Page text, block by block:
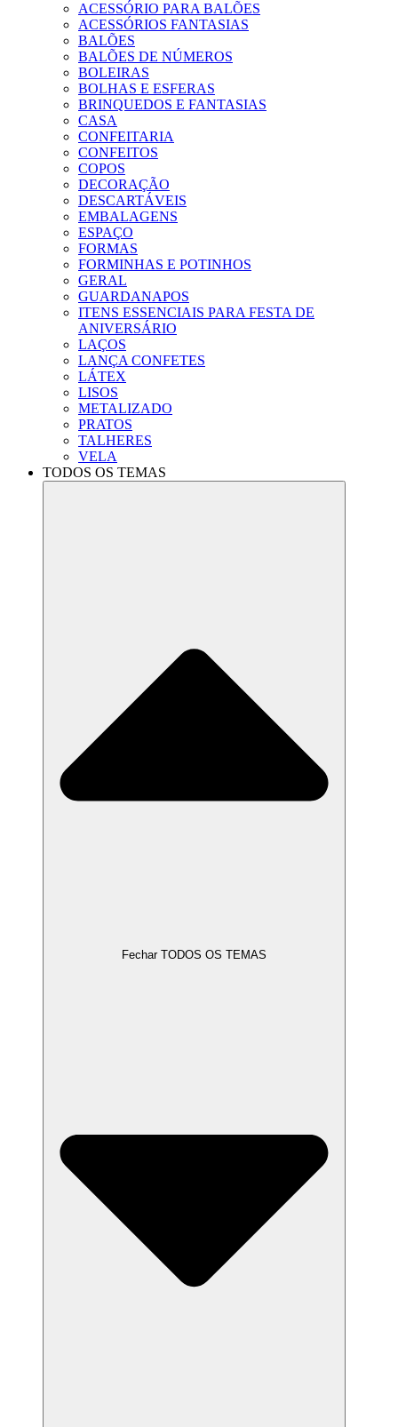
ACESSÓRIO PARA BALÕES
ACESSÓRIOS FANTASIAS
BALÕES
BALÕES DE NÚMEROS
BOLEIRAS
BOLHAS E ESFERAS
BRINQUEDOS E FANTASIAS
CASA
CONFEITARIA
CONFEITOS
COPOS
DECORAÇÃO
DESCARTÁVEIS
EMBALAGENS
ESPAÇO
FORMAS
FORMINHAS E POTINHOS
GERAL
GUARDANAPOS
ITENS ESSENCIAIS PARA FESTA DE
ANIVERSÁRIO
LAÇOS
LANÇA CONFETES
LÁTEX
LISOS
METALIZADO
PRATOS
TALHERES
VELA
TODOS OS TEMAS
Fechar TODOS OS TEMAS